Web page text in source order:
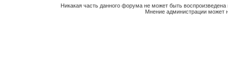
Никакая часть данного форума не может быть
Мнение администрации может